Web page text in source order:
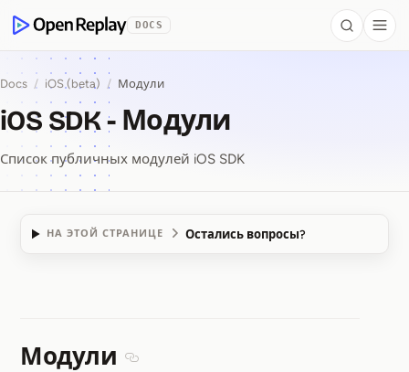
OpenReplay
DOCS Search
Docs / iOS (beta) / Модули
iOS SDK - Модули
Список публичных модулей iOS SDK
НА ЭТОЙ СТРАНИЦЕ Остались вопросы?
Модули